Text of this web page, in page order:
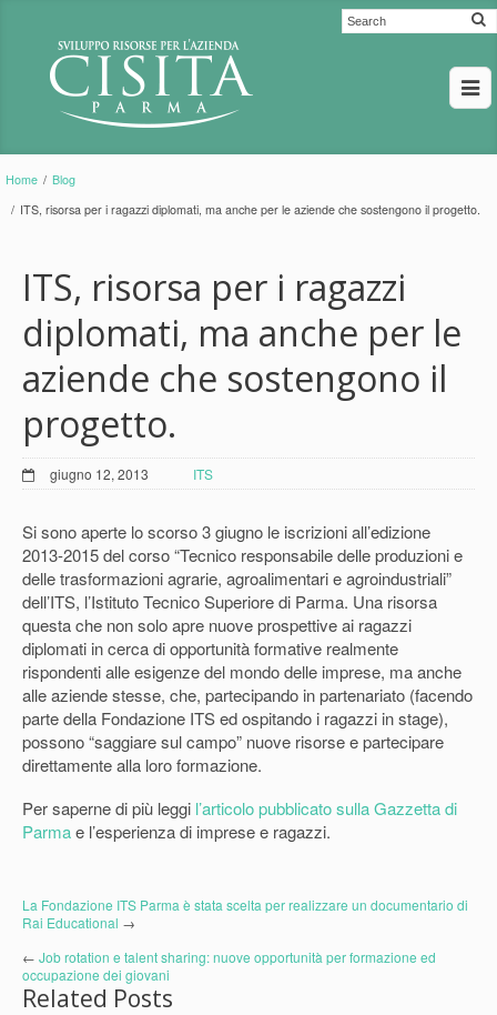
Home / Blog
/ ITS, risorsa per i ragazzi diplomati, ma anche per le aziende che sostengono il progetto.
ITS, risorsa per i ragazzi
diplomati, ma anche per le
aziende che sostengono il
progetto.
giugno 12, 2013 ITS
Si sono aperte lo scorso 3 giugno le iscrizioni all’edizione
2013-2015 del corso “Tecnico responsabile delle produzioni e
delle trasformazioni agrarie, agroalimentari e agroindustriali”
dell’ITS, l’Istituto Tecnico Superiore di Parma. Una risorsa
questa che non solo apre nuove prospettive ai ragazzi
diplomati in cerca di opportunità formative realmente
rispondenti alle esigenze del mondo delle imprese, ma anche
alle aziende stesse, che, partecipando in partenariato (facendo
parte della Fondazione ITS ed ospitando i ragazzi in stage),
possono “saggiare sul campo” nuove risorse e partecipare
direttamente alla loro formazione.
Per saperne di più leggi l’articolo pubblicato sulla Gazzetta di
Parmae l’esperienza di imprese e ragazzi.
La Fondazione ITS Parma è stata scelta per realizzare un documentario di
Rai Educational →
← Job rotation e talent sharing: nuove opportunità per formazione ed
occupazione dei giovani
Related Posts